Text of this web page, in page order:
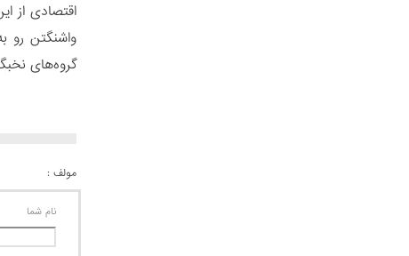
اقتصادی از
واشنگتن رو
گروه‌های
مولف :
نام شما